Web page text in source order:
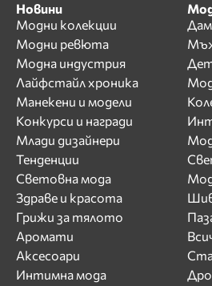
Новини
Модни колекции
Модни ревюта
Модна индустрия
Лайфстайл хроника
Манекени и модели
Конкурси и награди
Млади дизайнери
Тенденции
Световна мода
Здраве и красота
Грижи за тялото
Аромати
Аксесоари
Интимна мода